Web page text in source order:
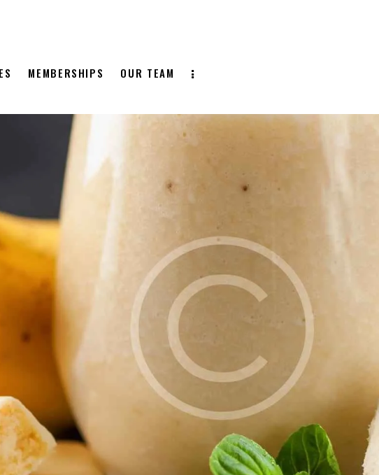
MEMBERSHIPS OUR TEAM